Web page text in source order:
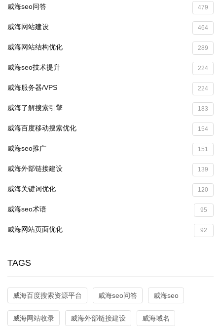
威海seo问答 479
威海网站建设 464
威海网站结构优化 289
威海seo技术提升 224
威海服务器/VPS 224
威海了解搜索引擎 183
威海百度移动搜索优化 154
威海seo推广 151
威海外部链接建设 139
威海关键词优化 120
威海seo术语 95
威海网站页面优化 92
TAGS
威海百度搜索资源平台 威海seo问答 威海seo
威海网站收录 威海外部链接建设 威海域名